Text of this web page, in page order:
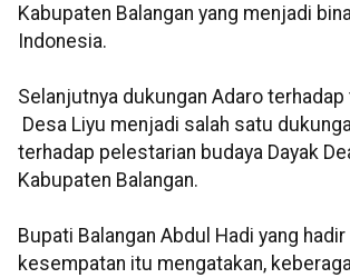
Kabupaten Balangan yang menjadi
Indonesia.
Selanjutnya dukungan Adaro
Desa Liyu menjadi salah satu
terhadap pelestarian budaya Dayak
Kabupaten Balangan.
Bupati Balangan Abdul Hadi yang hadir
kesempatan itu mengatakan,